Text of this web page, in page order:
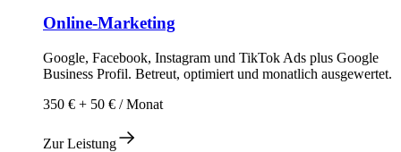
Online-Marketing
Google, Facebook, Instagram und TikTok Ads plus Google
Business Profil. Betreut, optimiert und monatlich ausgewertet.
350 € + 50 € / Monat
Zur Leistung